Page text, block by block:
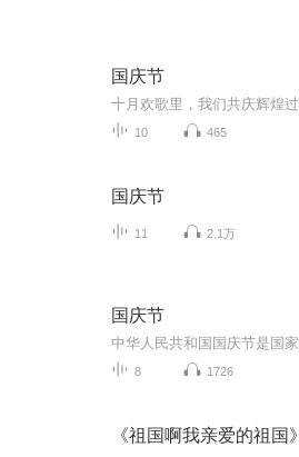
国庆节
10 465
国庆节
11 2.1万
国庆节
8 1726
《祖国啊我亲爱的祖国》